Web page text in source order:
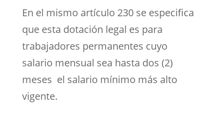
En el mismo artículo 230 se especifica
que esta dotación legal es para
trabajadores permanentes cuyo
salario mensual sea hasta dos (2)
meses el salario mínimo más alto
vigente.